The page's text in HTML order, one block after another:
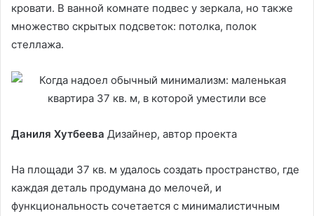
кровати. В ванной комнате подвес у зеркала, но также
множество скрытых подсветок: потолка, полок
стеллажа.
Даниля Хутбеева Дизайнер, автор проекта
На площади 37 кв. м удалось создать пространство, где
каждая деталь продумана до мелочей, и
функциональность сочетается с минималистичным